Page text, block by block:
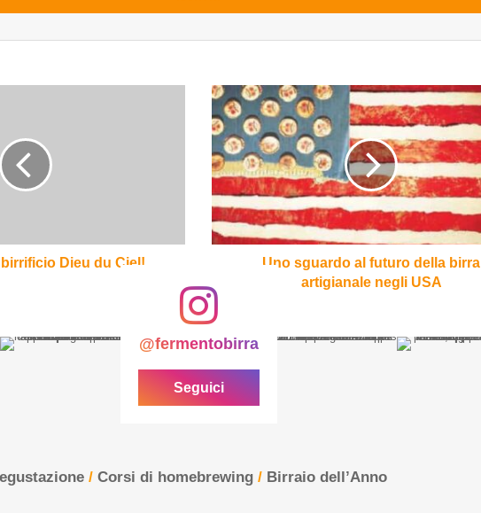
Dieu du Ciel!
Uno
sguardo
al
futuro
della
birra
artigianale
negli
USA
Uno sguardo al futuro della birra
artigianale negli USA
@fermentobirra
Seguici
/ Corsi di homebrewing / Birraio dell’Anno